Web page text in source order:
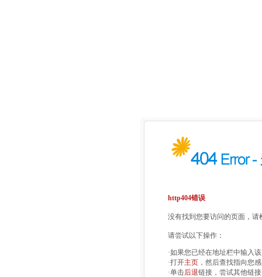
http404错误
没有找到您要访问的页面，请
请尝试以下操作：
·如果您已经在地址栏中输入
·打开主页 ，然后查找指向您
·单击后退链接，尝试其他链